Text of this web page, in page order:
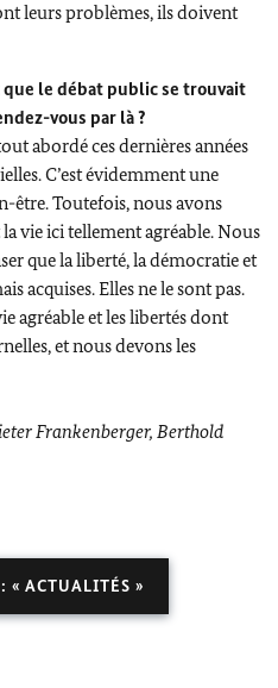
leurs problèmes, ils doivent
le débat public se trouvait
vous par là ?
abordé ces dernières années
C’est évidemment une
être. Toutefois, nous avons
vie ici tellement agréable. Nous
que la liberté, la démocratie et
acquises. Elles ne le sont pas.
agréable et les libertés dont
et nous devons les
Frankenberger, Berthold
« ACTUALITÉS »